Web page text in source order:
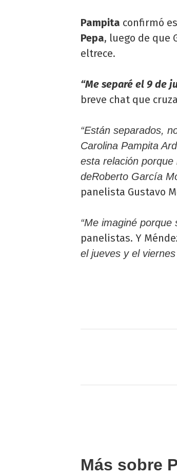
Pampita confirmó
Pepa, luego de que
eltrece.
“Me separé el 9 de
breve chat que
“Están separados,
Carolina Pampita
esta relación
deRoberto García
panelista Gustavo
“Me imaginé
panelistas. Y
el jueves y el
Más sobre